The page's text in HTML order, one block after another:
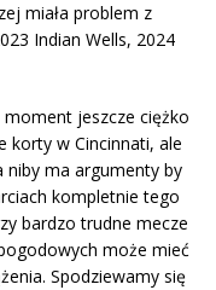
miała problem z
Indian Wells, 2024
jeszcze ciężko
korty w Cincinnati, ale
niby ma argumenty by
kompletnie tego
bardzo trudne mecze
może mieć
Spodziewamy się